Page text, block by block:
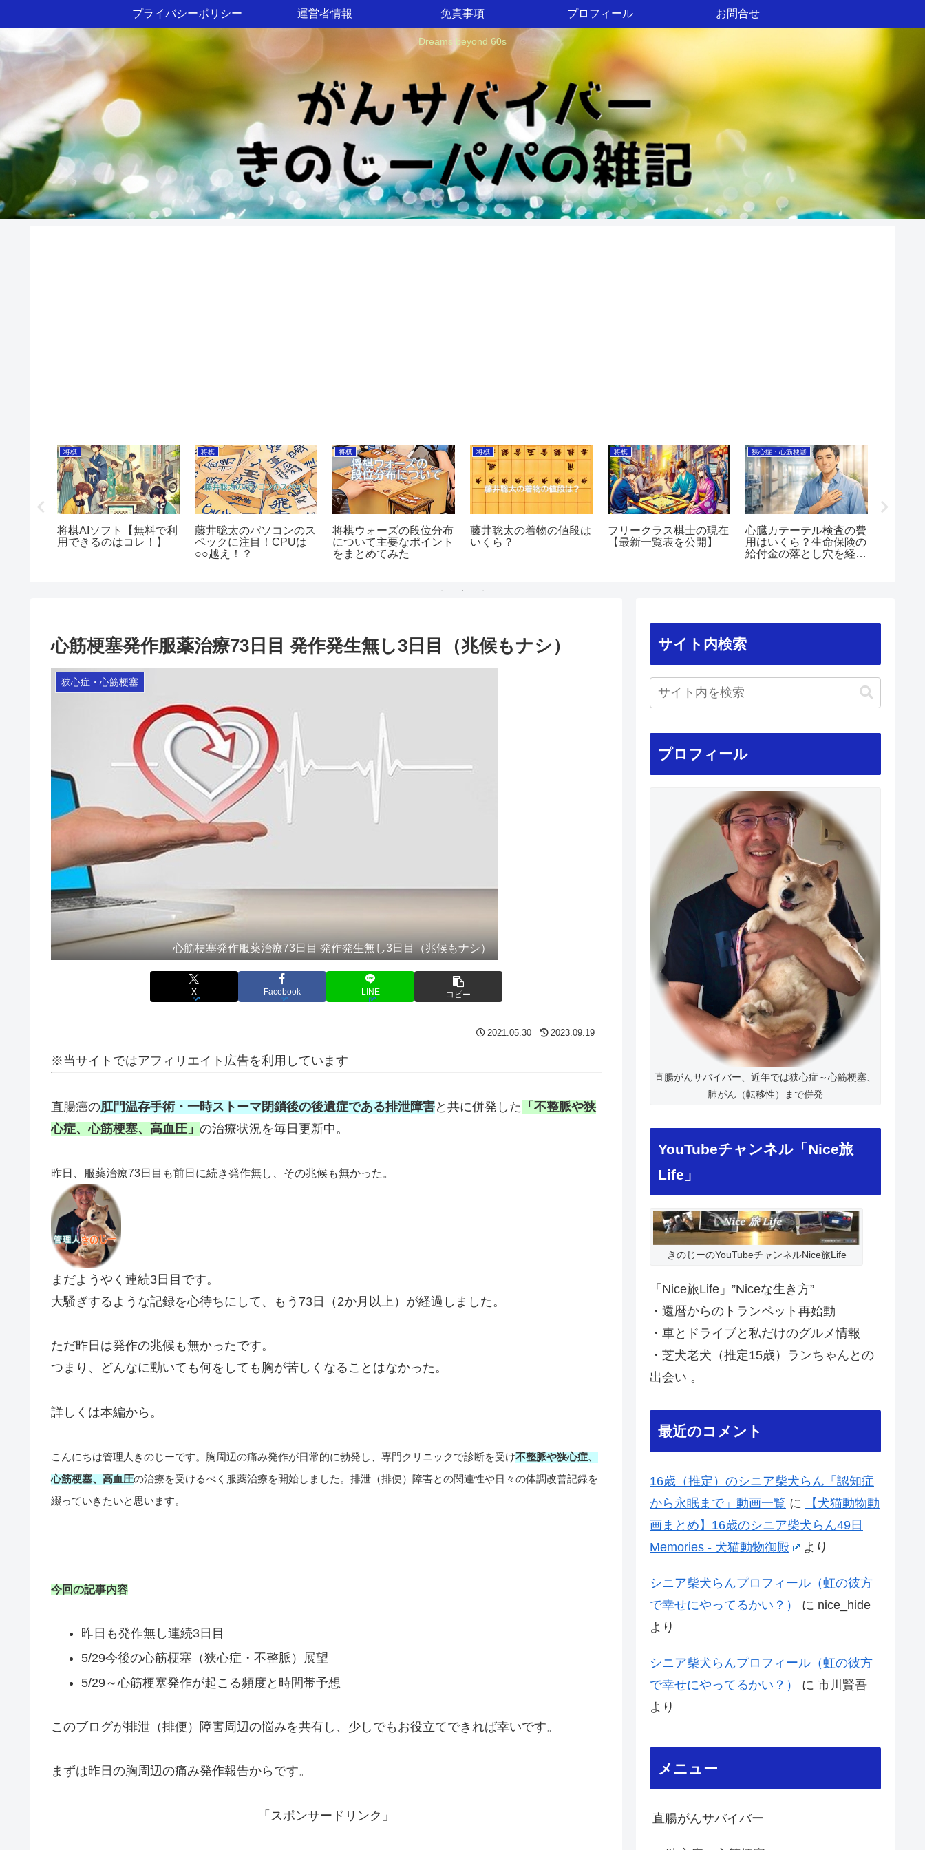
Dreams beyond 60s
プライバシーポリシー 運営者情報 免責事項 プロフィール お問合せ
将棋
将棋AIソフト【無料で利
用できるのはコレ！】
将棋
藤井聡太のパソコンのス
ペックに注目！CPUは
○○越え！？
将棋
将棋ウォーズの段位分布
について主要なポイント
をまとめてみた
将棋
藤井聡太の着物の値段は
いくら？
将棋
フリークラス棋士の現在
【最新一覧表を公開】
狭心症・心筋梗塞
心臓カテーテル検査の費
用はいくら？生命保険の
給付金の落とし穴を経験
心筋梗塞発作服薬治療73日目 発作発生無し3日目（兆候もナシ）
狭心症・心筋梗塞
心筋梗塞発作服薬治療73日目 発作発生無し3日目（兆候もナシ）
X Facebook LINE コピー
2021.05.30 2023.09.19
※当サイトではアフィリエイト広告を利用しています
直腸癌の肛門温存手術・一時ストーマ閉鎖後の後遺症である排泄障害と共に併発した 「不整脈や狭
心症、心筋梗塞、高血圧」 の治療状況を毎日更新中。
昨日、服薬治療73日目も前日に続き発作無し、その兆候も無かった。
まだようやく連続3日目です。
大騒ぎするような記録を心待ちにして、もう73日（2か月以上）が経過しました。
ただ昨日は発作の兆候も無かったです。
つまり、どんなに動いても何をしても胸が苦しくなることはなかった。
詳しくは本編から。
こんにちは管理人きのじーです。胸周辺の痛み発作が日常的に勃発し、専門クリニックで診断を受け不整脈や狭心症、
心筋梗塞、高血圧の治療を受けるべく服薬治療を開始しました。排泄（排便）障害との関連性や日々の体調改善記録を
綴っていきたいと思います。
今回の記事内容
昨日も発作無し連続3日目
5/29今後の心筋梗塞（狭心症・不整脈）展望
5/29～心筋梗塞発作が起こる頻度と時間帯予想
このブログが排泄（排便）障害周辺の悩みを共有し、少しでもお役立てできれば幸いです。
まずは昨日の胸周辺の痛み発作報告からです。
「スポンサードリンク」
サイト内検索
プロフィール
直腸がんサバイバー、近年では狭心症～心筋梗塞、
肺がん（転移性）まで併発
YouTubeチャンネル「Nice旅
Life」
きのじーのYouTubeチャンネルNice旅Life
「Nice旅Life」”Niceな生き方”
・還暦からのトランペット再始動
・車とドライブと私だけのグルメ情報
・芝犬老犬（推定15歳）ランちゃんとの
出会い 。
最近のコメント
16歳（推定）のシニア柴犬らん「認知症
から永眠まで」動画一覧 に
【犬猫動物動
画まとめ】16歳のシニア柴犬らん49日
Memories - 犬猫動物御殿
より
シニア柴犬らんプロフィール（虹の彼方
で幸せにやってるかい？）
に nice_hide
より
シニア柴犬らんプロフィール（虹の彼方
で幸せにやってるかい？）
に 市川賢吾
より
メニュー
直腸がんサバイバー